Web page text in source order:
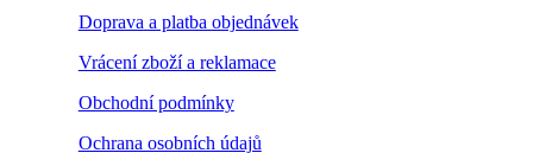
Doprava a platba objednávek
Vrácení zboží a reklamace
Obchodní podmínky
Ochrana osobních údajů